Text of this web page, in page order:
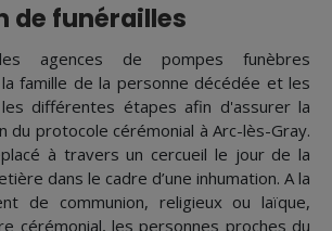
de funérailles
agences de pompes funèbres
famille de la personne décédée et les
différentes étapes afin d'assurer la
du protocole cérémonial à Arc-lès-Gray.
à travers un cercueil le jour de la
dans le cadre d’une inhumation. A la
de communion, religieux ou laïque,
cérémonial, les personnes proches du